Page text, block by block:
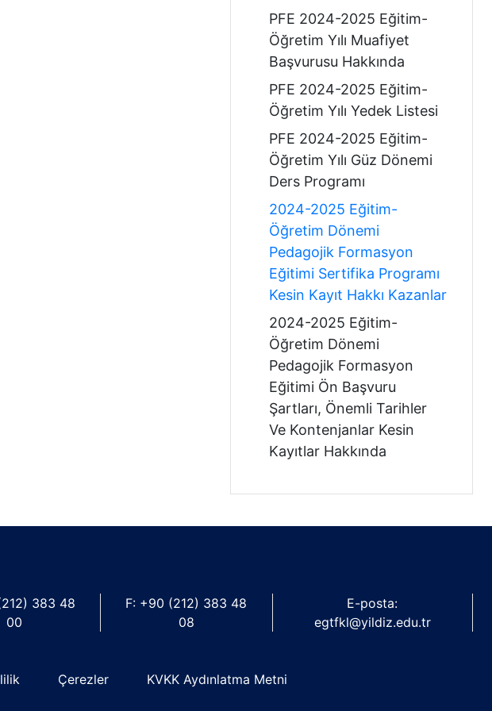
PFE 2024-2025 Eğitim-
Öğretim Yılı Muafiyet
Başvurusu Hakkında
PFE 2024-2025 Eğitim-
Öğretim Yılı Yedek Listesi
PFE 2024-2025 Eğitim-
Öğretim Yılı Güz Dönemi
Ders Programı
2024-2025 Eğitim-
Öğretim Dönemi
Pedagojik Formasyon
Eğitimi Sertifika Programı
Kesin Kayıt Hakkı Kazanlar
2024-2025 Eğitim-
Öğretim Dönemi
Pedagojik Formasyon
Eğitimi Ön Başvuru
Şartları, Önemli Tarihler
Ve Kontenjanlar Kesin
Kayıtlar Hakkında
383 48
00
F: +90 (212) 383 48
08
E-posta:
egtfkl@yildiz.edu.tr
Çerezler KVKK Aydınlatma Metni